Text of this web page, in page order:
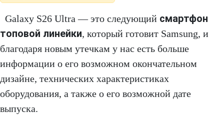
Galaxy S26 Ultra — это следующий смартфон
топовой линейки, который готовит Samsung, и
благодаря новым утечкам у нас есть больше
информации о его возможном окончательном
дизайне, технических характеристиках
оборудования, а также о его возможной дате
выпуска.